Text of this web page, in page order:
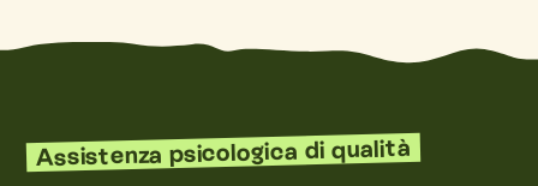
Assistenza psicologica di qualità